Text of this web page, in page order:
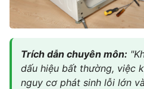
Trích dẫn chuyên môn:
dấu hiệu bất thường, việc
nguy cơ phát sinh lỗi lớn